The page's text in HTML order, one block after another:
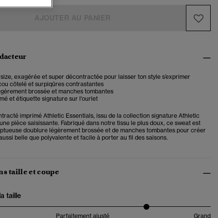
AJOUTER AU PANIER
exagérée et super décontractée pour laisser ton style s’exprimer
côtelé et surpiqûres contrastantes
brossée et manches tombantes
et étiquette signature sur l'ourlet
imprimé Athletic Essentials, issu de la collection signature Athletic
pièce saisissante. Fabriqué dans notre tissu le plus doux, ce sweat est
doublure légèrement brossée et de manches tombantes pour créer
belle que polyvalente et facile à porter au fil des saisons.
taille et coupe
taille
Parfaitement ajusté Grand